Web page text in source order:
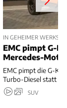
IN GEHEIMER
EMC pimpt G-
Mercedes-
EMC pimpt die G-
Turbo-Diesel statt
SUV